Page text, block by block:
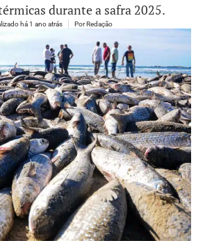
durante a safra 2025.
há 1 ano atrás PorRedação